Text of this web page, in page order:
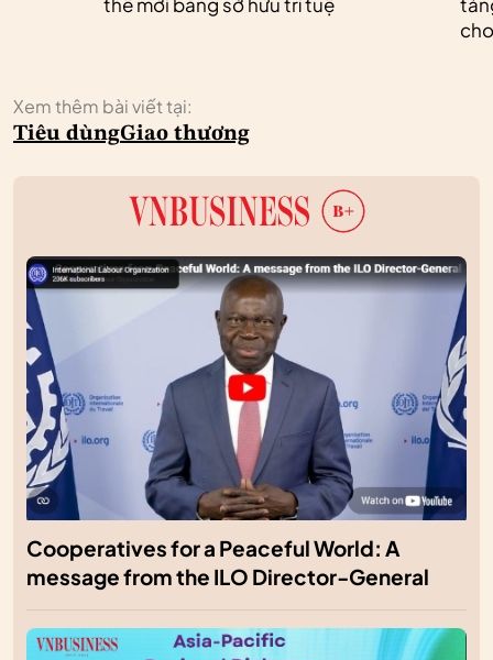
Xem thêm bài viết tại:
Tiêu dùngGiao thương
Cooperatives for a Peaceful World: A
message from the ILO Director-General